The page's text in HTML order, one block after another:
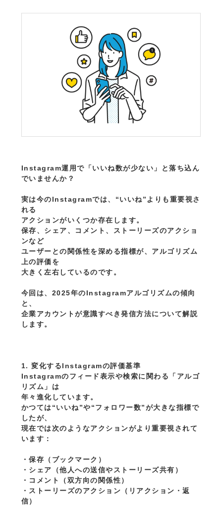
Instagram運用で「いいね数が少ない」と落ち込ん
でいませんか？
実は今のInstagramでは、“いいね”よりも重要視さ
れる
アクションがいくつか存在します。
保存、シェア、コメント、ストーリーズのアクショ
ンなど
ユーザーとの関係性を深める指標が、アルゴリズム
上の評価を
大きく左右しているのです。
今回は、2025年のInstagramアルゴリズムの傾向
と、
企業アカウントが意識すべき発信方法について解説
します。
1. 変化するInstagramの評価基準
Instagramのフィード表示や検索に関わる「アルゴ
リズム」は
年々進化しています。
かつては“いいね”や“フォロワー数”が大きな指標で
したが、
現在では次のようなアクションがより重要視されて
います：
・保存（ブックマーク）
・シェア（他人への送信やストーリーズ共有）
・コメント（双方向の関係性）
・ストーリーズのアクション（リアクション・返
信）